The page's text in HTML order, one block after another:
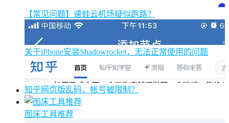
【常见问题】速蛙云机场疑似跑路？
关于iPhone安装Shadowrocket，无法正常使用的问题
知乎网页版乱码，帐号被限制？
图床工具推荐